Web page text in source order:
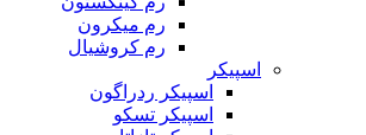
رم میکرون
رم کروشیال
اسپیکر
اسپیکر ردراگون
اسپیکر تسکو